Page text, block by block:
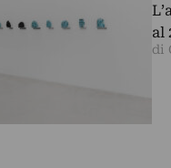
al
di